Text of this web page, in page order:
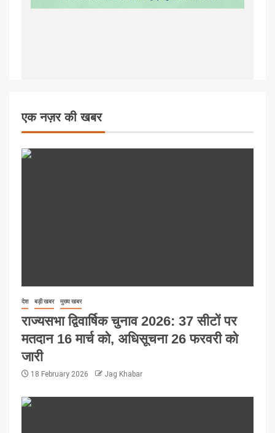
एक नज़र की खबर
देश बड़ी खबर मुख्य खबर
राज्यसभा द्विवार्षिक चुनाव 2026: 37 सीटों पर
मतदान 16 मार्च को, अधिसूचना 26 फरवरी को
जारी
18 February 2026 Jag Khabar